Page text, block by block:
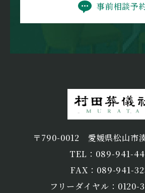
事前相談予
〒790-0012 愛媛県松山市
TEL：089-941-
FAX：089-941-
フリーダイヤル：